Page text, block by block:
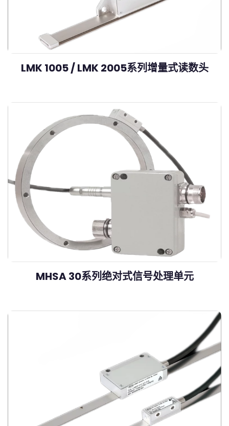
LMK 1005 / LMK 2005系列增量式读数头
MHSA 30系列绝对式信号处理单元